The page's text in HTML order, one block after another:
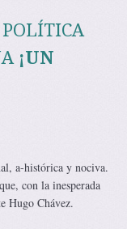
¡UN
a-histórica y nociva.
con la inesperada
Hugo Chávez.